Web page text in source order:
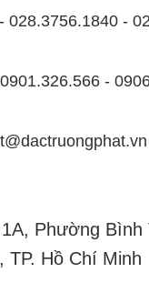
028.3756.1840 -
-
Phường Bình
TP. Hồ Chí Minh